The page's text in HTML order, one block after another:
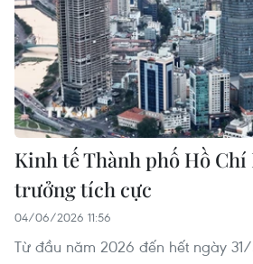
Kinh tế Thành phố Hồ
trưởng tích cực
04/06/2026 11:56
Từ đầu năm 2026 đến hết ngày